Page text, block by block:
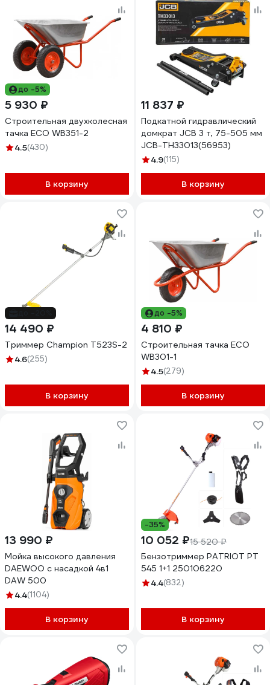
до -5%
5 930 ₽
Строительная двухколесная
тачка ECO WB351-2
4.5(430)
В корзину
11 837 ₽
Подкатной гидравлический
домкрат JCB 3 т, 75-505 мм
JCB-TH33013(56953)
4.9(115)
В корзину
14 490 ₽
Триммер Champion Т523S-2
4.6(255)
В корзину
до -5%
4 810 ₽
Строительная тачка ECO
WB301-1
4.5(279)
В корзину
13 990 ₽
Мойка высокого давления
DAEWOO c насадкой 4в1
DAW 500
4.4(1104)
В корзину
-35%
10 052 ₽15 520 ₽
Бензотриммер PATRIOT PT
545 1+1 250106220
4.4(832)
В корзину